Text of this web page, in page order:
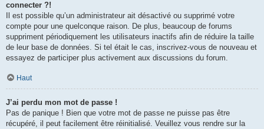
connecter ?!
Il est possible qu’un administrateur ait désactivé ou supprimé votre
compte pour une quelconque raison. De plus, beaucoup de forums
suppriment périodiquement les utilisateurs inactifs afin de réduire la taille
de leur base de données. Si tel était le cas, inscrivez-vous de nouveau et
essayez de participer plus activement aux discussions du forum.
Haut
J’ai perdu mon mot de passe !
Pas de panique ! Bien que votre mot de passe ne puisse pas être
récupéré, il peut facilement être réinitialisé. Veuillez vous rendre sur la